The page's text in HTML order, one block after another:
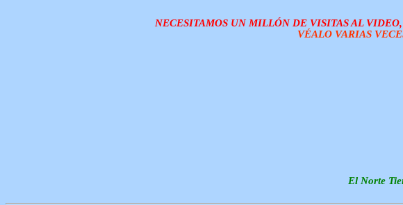
NECESITAMOS UN MILLÓN DE VISITAS AL
VÉALO VARIAS
El Norte